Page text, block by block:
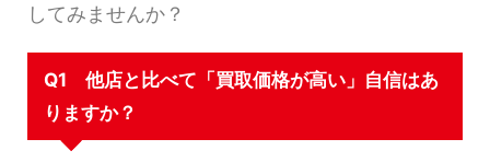
してみませんか？
Q1 他店と比べて「買取価格が高い」自信はあ
りますか？